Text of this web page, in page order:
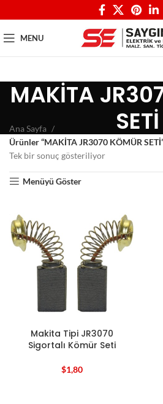
MENU
MAKİTA
SETİ
Ana Sayfa
Ürünler “MAKİTA JR3070 KÖMÜR
Tek bir sonuç gösteriliyor
Menüyü Göster
Makita Tipi JR3070
Sigortalı Kömür Seti
$1,80